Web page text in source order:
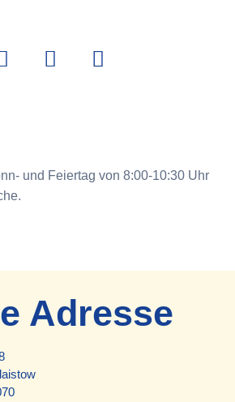
und Feiertag von 8:00-10:30 Uhr
Adresse